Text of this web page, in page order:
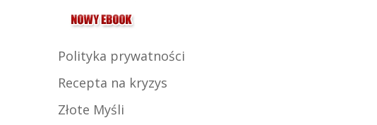
Polityka prywatności
Recepta na kryzys
Złote Myśli